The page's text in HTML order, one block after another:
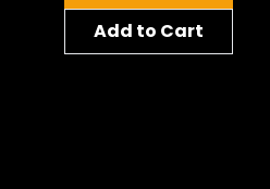
Add to Cart